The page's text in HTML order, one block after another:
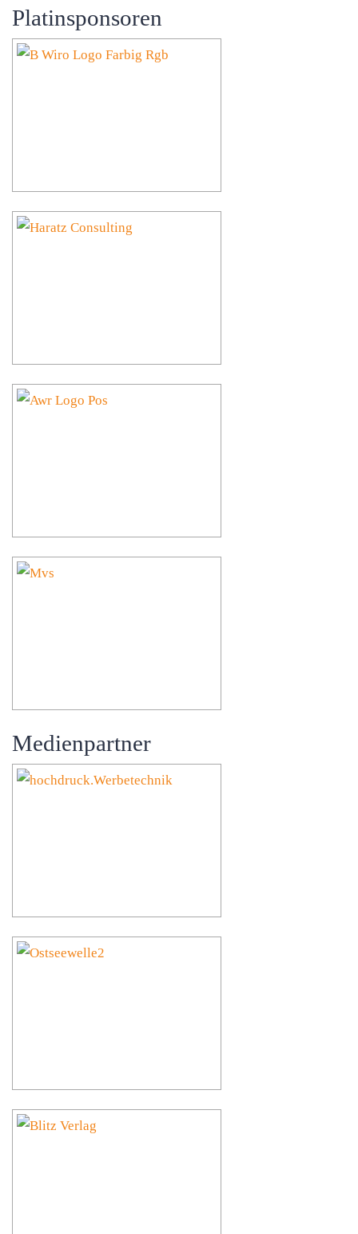
Platinsponsoren
Medienpartner